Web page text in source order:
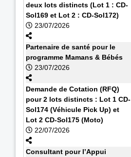
deux lots distincts (Lot 1 : CD-
Sol169 et Lot 2 : CD-Sol172)
23/07/2026
Partenaire de santé pour le
programme Mamans & Bébés
23/07/2026
Demande de Cotation (RFQ)
pour 2 lots distincts : Lot 1 CD-
Sol174 (Véhicule Pick Up) et
Lot 2 CD-Sol175 (Moto)
22/07/2026
Consultant pour l’Appui